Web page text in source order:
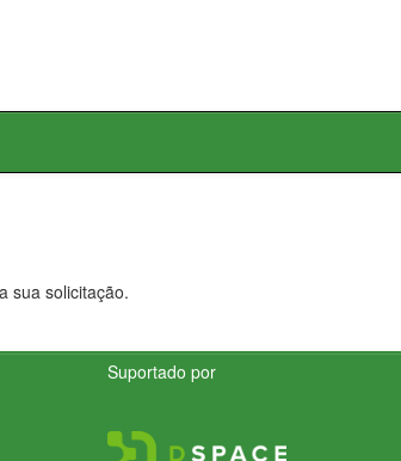
sua solicitação.
Suportado por